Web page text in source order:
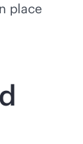
place